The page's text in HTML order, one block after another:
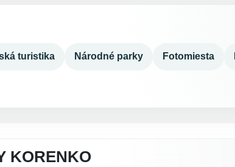
turistika Národné parky Fotomiesta
KORENKO